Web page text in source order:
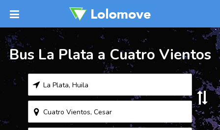
Bus La Plata a Cuatro Vientos